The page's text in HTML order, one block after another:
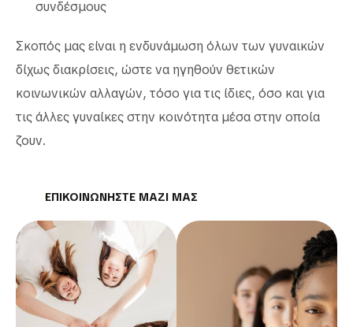
συνδέσμους
Σκοπός μας είναι η ενδυνάμωση όλων των γυναικών
δίχως διακρίσεις, ώστε να ηγηθούν θετικών
κοινωνικών αλλαγών, τόσο για τις ίδιες, όσο και για
τις άλλες γυναίκες στην κοινότητα μέσα στην οποία
ζουν.
ΕΠΙΚΟΙΝΩΝΗΣΤΕ ΜΑΖΙ ΜΑΣ